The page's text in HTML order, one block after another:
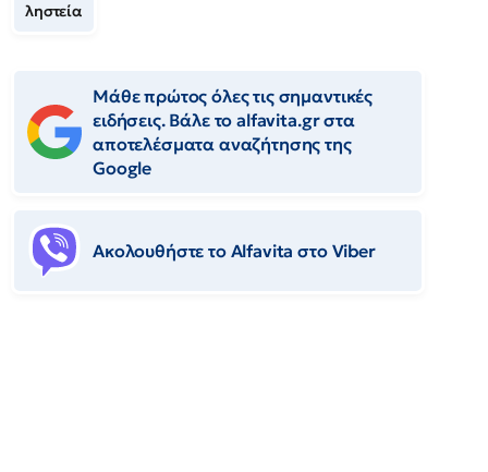
ληστεία
Μάθε πρώτος όλες τις σημαντικές
ειδήσεις. Βάλε το alfavita.gr στα
αποτελέσματα αναζήτησης της
Google
Ακολουθήστε το Αlfavita στο Viber